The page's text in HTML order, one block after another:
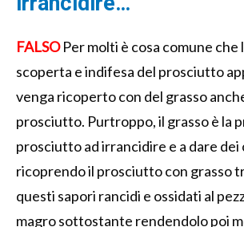
FALSOPer molti è cosa comune che
scoperta e indifesa del prosciutto
venga ricoperto con del grasso
prosciutto. Purtroppo, il grasso è la
prosciutto ad irrancidire e a dare
ricoprendo il prosciutto con grasso
questi sapori rancidi e ossidati al
magro sottostante rendendolo poi